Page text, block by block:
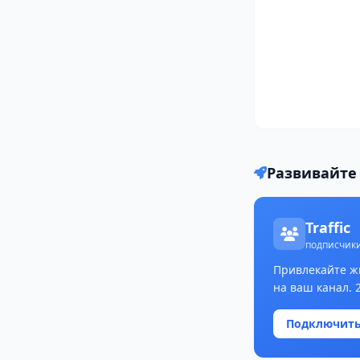
Traffic
Привлекайте
на ваш канал.
Подключить